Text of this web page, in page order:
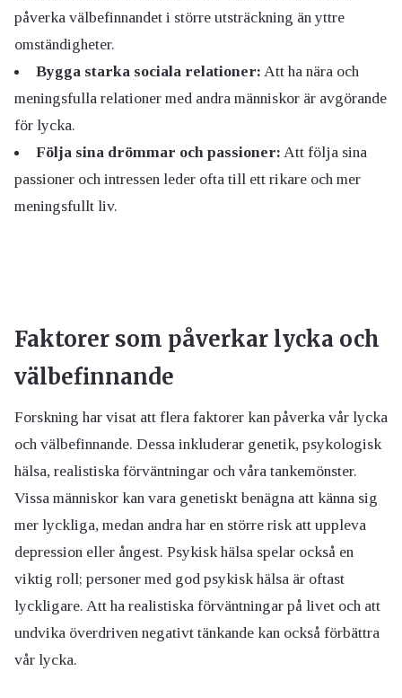
påverka välbefinnandet i större utsträckning än yttre
omständigheter.
Bygga starka sociala relationer: Att ha nära och
meningsfulla relationer med andra människor är avgörande
för lycka.
Följa sina drömmar och passioner: Att följa sina
passioner och intressen leder ofta till ett rikare och mer
meningsfullt liv.
Faktorer som påverkar lycka och
välbefinnande
Forskning har visat att flera faktorer kan påverka vår lycka
och välbefinnande. Dessa inkluderar genetik, psykologisk
hälsa, realistiska förväntningar och våra tankemönster.
Vissa människor kan vara genetiskt benägna att känna sig
mer lyckliga, medan andra har en större risk att uppleva
depression eller ångest. Psykisk hälsa spelar också en
viktig roll; personer med god psykisk hälsa är oftast
lyckligare. Att ha realistiska förväntningar på livet och att
undvika överdriven negativt tänkande kan också förbättra
vår lycka.